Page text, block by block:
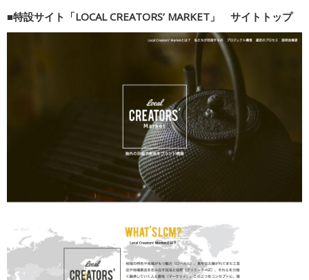
■特設サイト「LOCAL CREATORS’ MARKET」 サイトトップ